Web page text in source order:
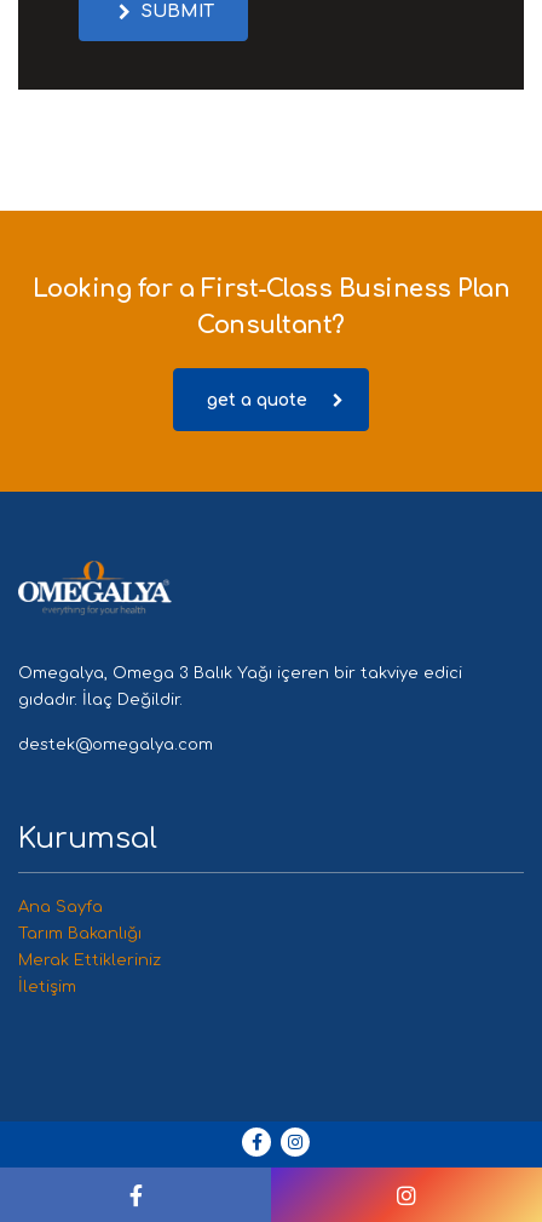
SUBMIT
Looking for a First-Class Business Plan
Consultant?
get a quote
Omegalya, Omega 3 Balık Yağı içeren bir takviye edici
gıdadır. İlaç Değildir.
destek@omegalya.com
Kurumsal
Ana Sayfa
Tarım Bakanlığı
Merak Ettikleriniz
İletişim